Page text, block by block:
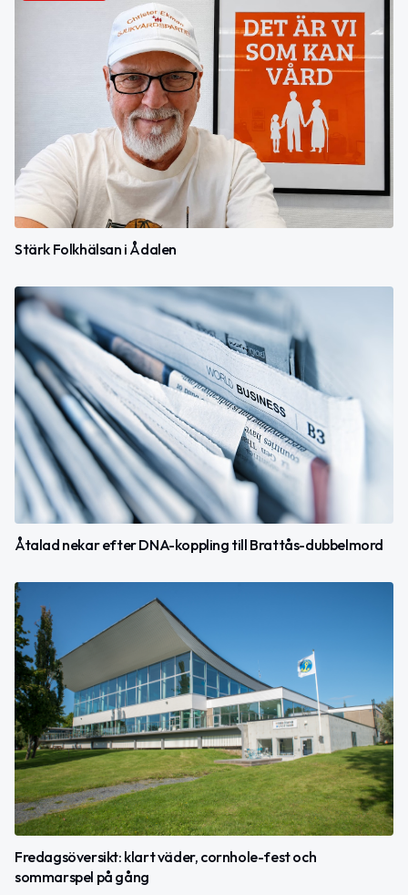
Stärk Folkhälsan i Ådalen
Åtalad nekar efter DNA-koppling till Brattås-dubbelmord
Fredagsöversikt: klart väder, cornhole-fest och
sommarspel på gång